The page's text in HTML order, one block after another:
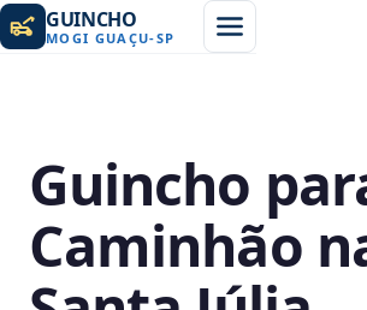
GUINCHO
MOGI GUAÇU-SP
Guincho
Caminhão